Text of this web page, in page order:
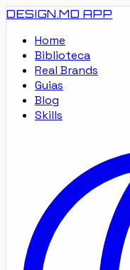
DESIGN.MD APP
Home
Biblioteca
Real Brands
Guias
Blog
Skills